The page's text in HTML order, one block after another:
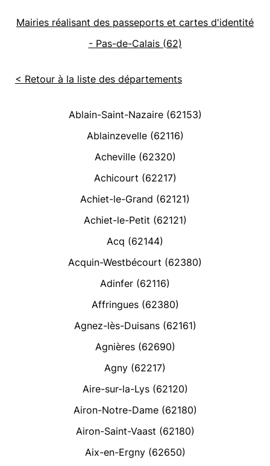
Mairies réalisant des passeports et cartes d'identité
- Pas-de-Calais (62)
< Retour à la liste des départements
Ablain-Saint-Nazaire (62153)
Ablainzevelle (62116)
Acheville (62320)
Achicourt (62217)
Achiet-le-Grand (62121)
Achiet-le-Petit (62121)
Acq (62144)
Acquin-Westbécourt (62380)
Adinfer (62116)
Affringues (62380)
Agnez-lès-Duisans (62161)
Agnières (62690)
Agny (62217)
Aire-sur-la-Lys (62120)
Airon-Notre-Dame (62180)
Airon-Saint-Vaast (62180)
Aix-en-Ergny (62650)